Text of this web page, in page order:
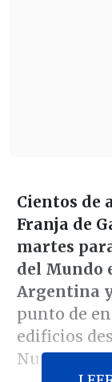
Cientos de
Franja de
martes
del Mundo
Argentina
punto de
edificios
Nuseirat.